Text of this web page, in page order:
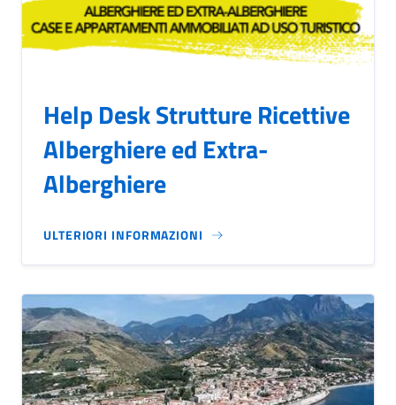
Help Desk Strutture Ricettive
Alberghiere ed Extra-
Alberghiere
ULTERIORI INFORMAZIONI